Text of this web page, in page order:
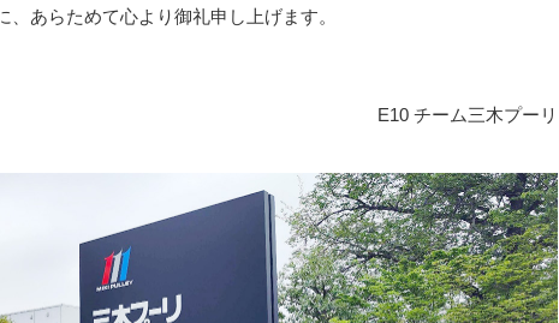
あらためて心より御礼申し上げます。
E10 チーム三木プーリ